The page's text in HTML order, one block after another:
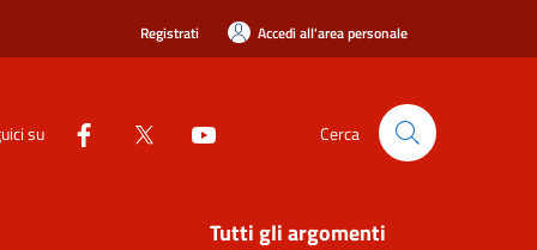
Registrati Accedi all'area personale
su Cerca
Tutti gli argomenti